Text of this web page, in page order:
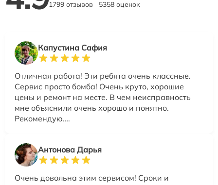
1799 отзывов 5358 оценок
Капустина Сафия
Отличная работа! Эти ребята очень классные.
Сервис просто бомба! Очень круто, хорошие
цены и ремонт на месте. В чем неисправность
мне объяснили очень хорошо и понятно.
Рекомендую….
Антонова Дарья
Очень довольна этим сервисом! Сроки и